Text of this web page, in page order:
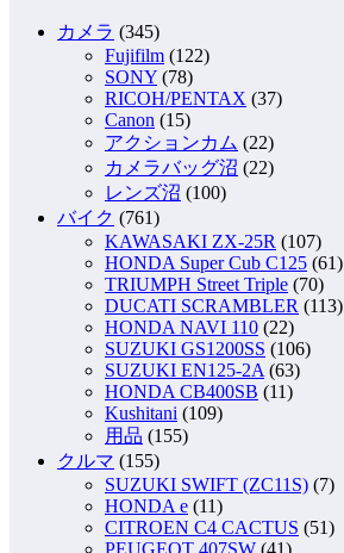
カメラ (345)
Fujifilm (122)
SONY (78)
RICOH/PENTAX (37)
Canon (15)
アクションカム (22)
カメラバッグ沼 (22)
レンズ沼 (100)
バイク (761)
KAWASAKI ZX-25R (107)
HONDA Super Cub C125 (61)
TRIUMPH Street Triple (70)
DUCATI SCRAMBLER (113)
HONDA NAVI 110 (22)
SUZUKI GS1200SS (106)
SUZUKI EN125-2A(63)
HONDA CB400SB (11)
Kushitani (109)
用品 (155)
クルマ (155)
SUZUKI SWIFT (ZC11S) (7)
HONDA e (11)
CITROEN C4 CACTUS (51)